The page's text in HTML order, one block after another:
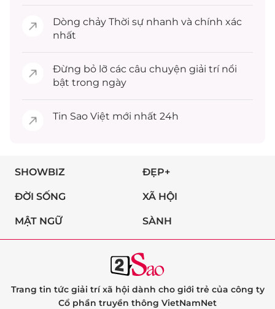
Dòng chảy Thời sự nhanh và chính xác
nhất
Đừng bỏ lỡ các câu chuyện giải trínổi
bật trong ngày
Tin Sao Việt mới nhất 24h
SHOWBIZ ĐẸP+
ĐỜI SỐNG XÃ HỘI
MẬT NGỮ SÀNH
Trang tin tức giải trí xã hội dành cho giới trẻ của công ty
Cổ phần truyền thông VietNamNet